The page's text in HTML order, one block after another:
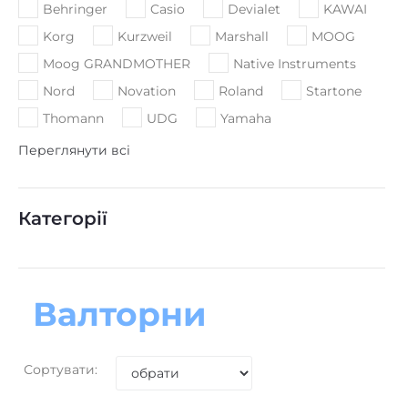
Behringer
Casio Devialet
KAWAI
Korg
Kurzweil Marshall
MOOG
Moog GRANDMOTHER
Native Instruments
Nord
Novation Roland
Startone
Thomann
UDG
Yamaha
Переглянути всі
Категорії
Валторни
Сортувати: